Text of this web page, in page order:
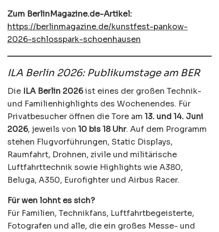
Zum BerlinMagazine.de-Artikel:
https://berlinmagazine.de/kunstfest-pankow-
2026-schlosspark-schoenhausen
ILA Berlin 2026: Publikumstage am BER
Die ILA Berlin 2026ist eines der großen Technik-
und Familienhighlights des Wochenendes. Für
Privatbesucher öffnen die Tore am 13. und 14. Juni
2026, jeweils von 10 bis 18 Uhr. Auf dem Programm
stehen Flugvorführungen, Static Displays,
Raumfahrt, Drohnen, zivile und militärische
Luftfahrttechnik sowie Highlights wie A380,
Beluga, A350, Eurofighter und Airbus Racer.
Für wen lohnt es sich?
Für Familien, Technikfans, Luftfahrtbegeisterte,
Fotografen und alle, die ein großes Messe- und